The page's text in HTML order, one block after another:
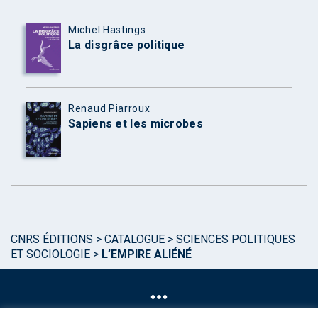
Michel Hastings
La disgrâce politique
Renaud Piarroux
Sapiens et les microbes
CNRS ÉDITIONS > CATALOGUE > SCIENCES POLITIQUES
ET SOCIOLOGIE > L’EMPIRE ALIÉNÉ